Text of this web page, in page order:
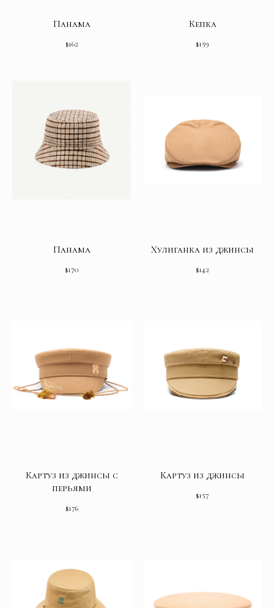
Панама
$162
Кепка
$159
Панама
$170
Хулиганка из джинсы
$142
Картуз из джинсы с
перьями
$176
Картуз из джинсы
$157